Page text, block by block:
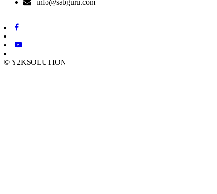
info@sabguru.com
© Y2KSOLUTION